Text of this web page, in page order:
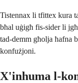
Tistennax li tfittex kura
bħal uġigħ fis-sider li
tad-demm għolja ħafna
konfużjoni.
X'inhuma l-